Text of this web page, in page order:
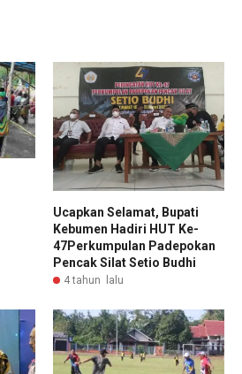
Ucapkan Selamat, Bupati
Kebumen Hadiri HUT Ke-
47Perkumpulan Padepokan
Pencak Silat Setio Budhi
4 tahun lalu